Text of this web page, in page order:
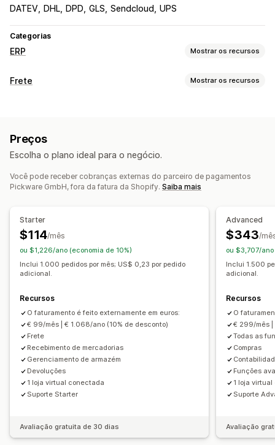
DATEV DHL DPD GLS Sendcloud UPS
Categorias
ERP Mostrar os recursos
Processamento de pedidos
Atualizações de status
Sincronização em tempo real De vários locais
Contabilidade e finanças
Fluxo de caixa Pedidos de compra
Gestão de receitas
Relatórios
Frete Mostrar os recursos
Impressão em massa
Documentos alfandegários Etiquetas de devolução
Leitura de código de barras Listas de seleção
Sincronização de pedidos
Sincronização de pedidos
Acompanhamento em tempo real
Notificações por e-mail
Atualizações de pedidos
Preços
Escolha o plano ideal para o negócio.
Você pode receber cobranças externas do parceiro de pagamentos
Pickware GmbH, fora da fatura da Shopify. Saiba mais
Starter
$114/mês
ou $1,226/ano (economia de 10%)
Inclui 1.000 pedidos por mês; US$ 0,23 por pedido
adicional.
Recursos
O faturamento é feito externamente em euros:
€ 99/mês | € 1.068/ano (10% de desconto)
Frete
Recebimento de mercadorias
Gerenciamento de armazém
Devoluções
1 loja virtual conectada
Suporte Starter
Avaliação gratuita de 30 dias
Advanced
$343/
ou $3,707/
Inclui 1.500
adicional.
Recursos
O
€ 299/mês |
Todas as
Compras
Funções
1 loja
Suporte
Avaliação